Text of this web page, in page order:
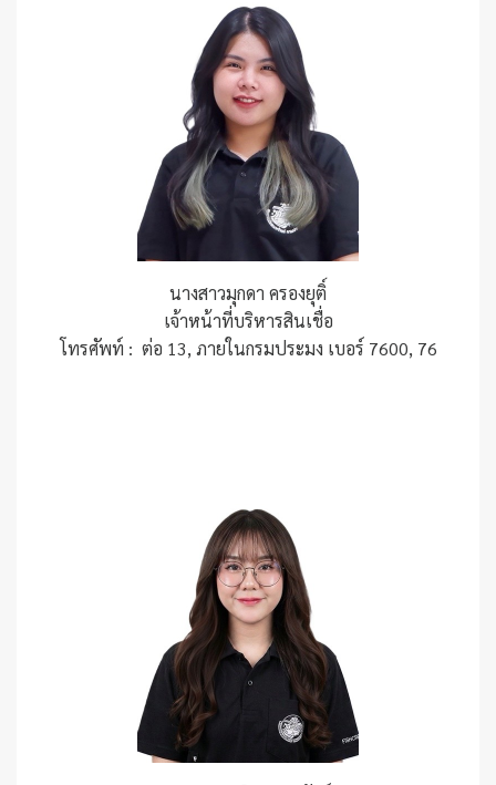
นางสาวมุกดา ครองยุติ์
เจ้าหน้าที่บริหารสินเชื่อ
โทรศัพท์ : ต่อ 13, ภายในกรมประมง เบอร์ 7600, 76